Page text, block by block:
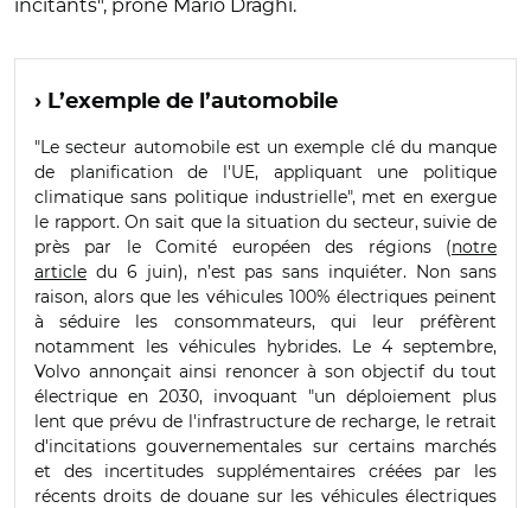
incitants", prône Mario Draghi.
› L’exemple de l’automobile
"Le secteur automobile est un exemple clé du manque
de planification de l'UE, appliquant une politique
climatique sans politique industrielle", met en exergue
le rapport. On sait que la situation du secteur, suivie de
près par le Comité européen des régions (notre
article du 6 juin), n’est pas sans inquiéter. Non sans
raison, alors que les véhicules 100% électriques peinent
à séduire les consommateurs, qui leur préfèrent
notamment les véhicules hybrides. Le 4 septembre,
Volvo annonçait ainsi renoncer à son objectif du tout
électrique en 2030, invoquant "un déploiement plus
lent que prévu de l'infrastructure de recharge, le retrait
d'incitations gouvernementales sur certains marchés
et des incertitudes supplémentaires créées par les
récents droits de douane sur les véhicules électriques